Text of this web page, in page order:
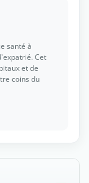
santé à
Cet
et de
coins du